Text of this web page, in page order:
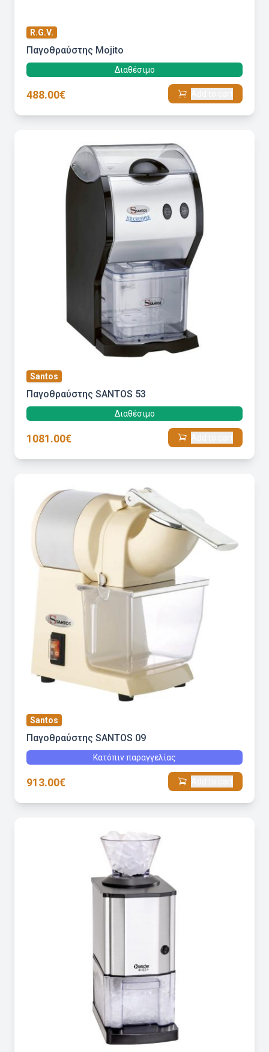
R.G.V.
Παγοθραύστης Mojito
Διαθέσιμο
488.00€
Santos
Παγοθραύστης SANTOS 53
Διαθέσιμο
1081.00€
Santos
Παγοθραύστης SANTOS 09
Κατόπιν παραγγελίας
913.00€